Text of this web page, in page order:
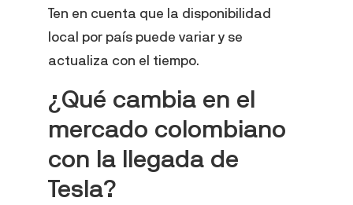
Ten en cuenta que la disponibilidad
local por país puede variar y se
actualiza con el tiempo.
¿Qué cambia en el
mercado colombiano
con la llegada de
Tesla?